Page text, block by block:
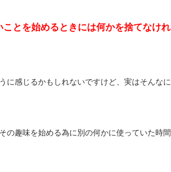
ことを始めるときには何かを捨てなけれ
に感じるかもしれないですけど、実はそんなに
の趣味を始める為に別の何かに使っていた時間